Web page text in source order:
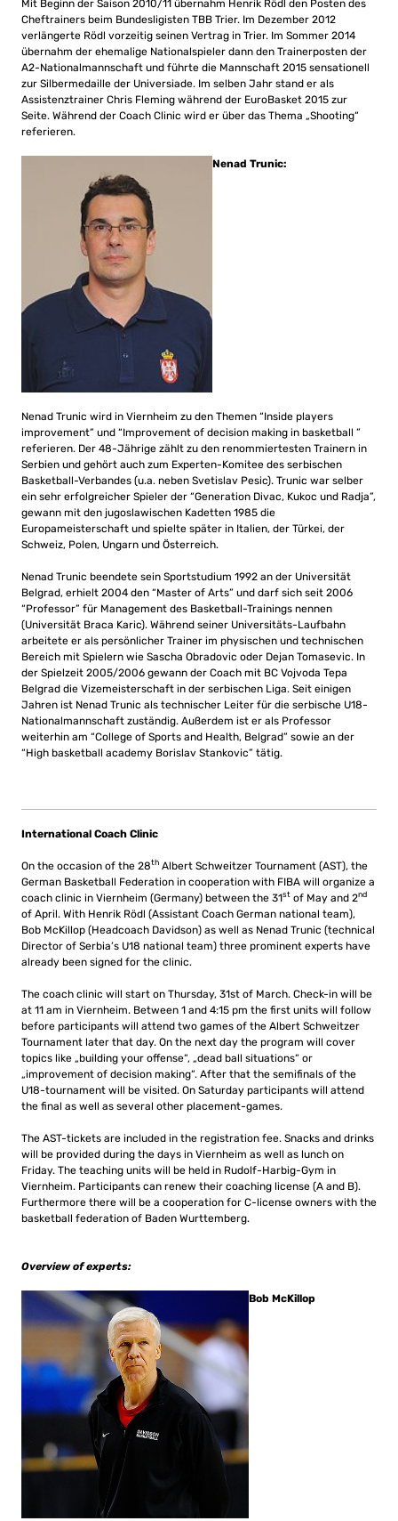
Mit Beginn der Saison 2010/11 übernahm Henrik Rödl den Posten des
Cheftrainers beim Bundesligisten TBB Trier. Im Dezember 2012
verlängerte Rödl vorzeitig seinen Vertrag in Trier. Im Sommer 2014
übernahm der ehemalige Nationalspieler dann den Trainerposten der
A2-Nationalmannschaft und führte die Mannschaft 2015 sensationell
zur Silbermedaille der Universiade. Im selben Jahr stand er als
Assistenztrainer Chris Fleming während der EuroBasket 2015 zur
Seite. Während der Coach Clinic wird er über das Thema „Shooting“
referieren.
Nenad Trunic:
Nenad Trunic wird in Viernheim zu den Themen “Inside players
improvement” und “Improvement of decision making in basketball ”
referieren. Der 48-Jährige zählt zu den renommiertesten Trainern in
Serbien und gehört auch zum Experten-Komitee des serbischen
Basketball-Verbandes (u.a. neben Svetislav Pesic). Trunic war selber
ein sehr erfolgreicher Spieler der “Generation Divac, Kukoc und Radja”,
gewann mit den jugoslawischen Kadetten 1985 die
Europameisterschaft und spielte später in Italien, der Türkei, der
Schweiz, Polen, Ungarn und Österreich.
Nenad Trunic beendete sein Sportstudium 1992 an der Universität
Belgrad, erhielt 2004 den “Master of Arts” und darf sich seit 2006
“Professor” für Management des Basketball-Trainings nennen
(Universität Braca Karic). Während seiner Universitäts-Laufbahn
arbeitete er als persönlicher Trainer im physischen und technischen
Bereich mit Spielern wie Sascha Obradovic oder Dejan Tomasevic. In
der Spielzeit 2005/2006 gewann der Coach mit BC Vojvoda Tepa
Belgrad die Vizemeisterschaft in der serbischen Liga. Seit einigen
Jahren ist Nenad Trunic als technischer Leiter für die serbische U18-
Nationalmannschaft zuständig. Außerdem ist er als Professor
weiterhin am “College of Sports and Health, Belgrad” sowie an der
“High basketball academy Borislav Stankovic” tätig.
International Coach Clinic
On the occasion of the 28th Albert Schweitzer Tournament (AST), the
German Basketball Federation in cooperation with FIBA will organize a
coach clinic in Viernheim (Germany) between the 31st of May and 2nd
of April. With Henrik Rödl (Assistant Coach German national team),
Bob McKillop (Headcoach Davidson) as well as Nenad Trunic (technical
Director of Serbia’s U18 national team) three prominent experts have
already been signed for the clinic.
The coach clinic will start on Thursday, 31st of March. Check-in will be
at 11 am in Viernheim. Between 1 and 4:15 pm the first units will follow
before participants will attend two games of the Albert Schweitzer
Tournament later that day. On the next day the program will cover
topics like „building your offense“, „dead ball situations“ or
„improvement of decision making“. After that the semifinals of the
U18-tournament will be visited. On Saturday participants will attend
the final as well as several other placement-games.
The AST-tickets are included in the registration fee. Snacks and drinks
will be provided during the days in Viernheim as well as lunch on
Friday. The teaching units will be held in Rudolf-Harbig-Gym in
Viernheim. Participants can renew their coaching license (A and B).
Furthermore there will be a cooperation for C-license owners with the
basketball federation of Baden Wurttemberg.
Overview of experts:
Bob McKillop